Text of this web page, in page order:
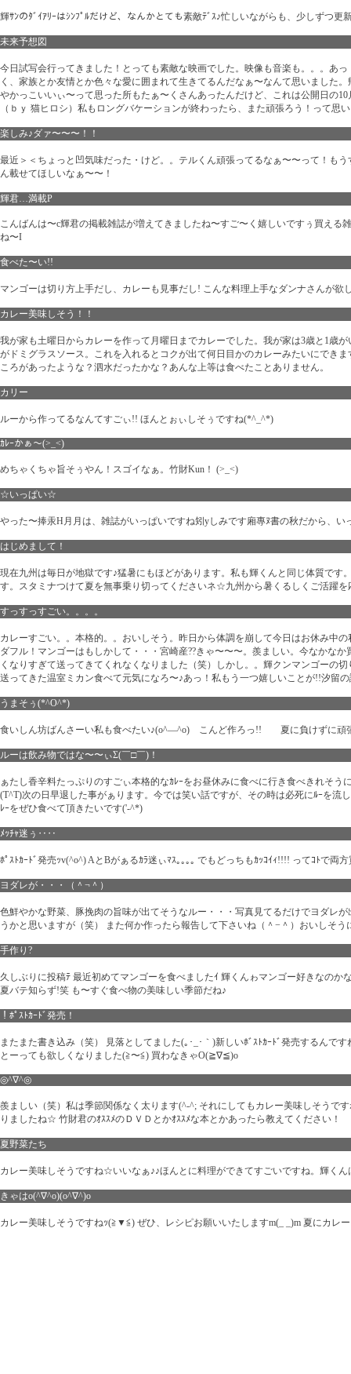
輝ｻﾝのﾀﾞｲｱﾘｰはｼﾝﾌﾟﾙだけど、なんかとても素敵ﾃﾞｽ♪忙しいながらも、少しずつ
未来予想図
今日試写会行ってきました！とっても素敵な映画でした。映像も音楽も。。。あ
く、家族とか友情とか色々な愛に囲まれて生きてるんだなぁ〜なんて思いました
やかっこいいぃ〜って思った所もたぁ〜くさんあったんだけど、これは公開日の
（ｂｙ 猫ヒロシ）私もロングバケーションが終わったら、また頑張ろう！って思
楽しみ♪ダァ〜〜〜！！
最近＞＜ちょっと凹気味だった・けど。。テルくん頑張ってるなぁ〜〜って！も
ん載せてほしいなぁ〜〜！
輝君…満載P
こんばんは〜c輝君の掲載雑誌が増えてきましたね〜すご〜く嬉しいですぅ買え
ね〜I
食べた〜い!!
マンゴーは切り方上手だし、カレーも見事だし! こんな料理上手なダンナさんが
カレー美味しそう！！
我が家も土曜日からカレーを作って月曜日までカレーでした。我が家は3歳と1歳
がドミグラスソース。これを入れるとコクが出て何日目かのカレーみたいにで
ころがあったような？泗水だったかな？あんな上等は食べたことありません。
カリー
ルーから作ってるなんてすごぃ!! ほんとぉぃしそぅですね(*^_^*)
ｶﾚｰかぁ〜(>_<)
めちゃくちゃ旨そぅやん！スゴイなぁ。竹財Kun！ (>_<)
☆いっぱい☆
やった〜捧汞H月月は、雑誌がいっぱいですね矧yしみです廂專ﾇ書の秋だから、い
はじめまして！
現在九州は毎日が地獄です♪猛暑にもほどがあります。私も輝くんと同じ体質で
す。スタミナつけて夏を無事乗り切ってくださいネ☆九州から暑くるしくご活躍を
すっすっすごい。。。。
カレーすごい。。本格的。。おいしそう。昨日から体調を崩して今日はお休み中
ダフル！マンゴーはもしかして・・・宮崎産??きゃ〜〜〜。羨ましい。今なかな
くなりすぎて送ってきてくれなくなりました（笑）しかし。。輝クンマンゴーの
送ってきた温室ミカン食べて元気になろ〜♪あっ！私もう一つ嬉しいことが!!汐留
うまそぅ(*^O^*)
食いしん坊ばんさーい私も食べたい♪(o^―^o) こんど作ろっ!! 夏に負けずに頑
ルーは飲み物ではな〜〜ぃΣ(￣□￣)！
ぁたし香辛料たっぷりのすごぃ本格的なｶﾚｰをお昼休みに食べに行き食べきれそ
(T^T)次の日早退した事がぁります。今では笑い話ですが、その時は必死にﾙｰを
ﾚｰをぜひ食べて頂きたいです('-^*)
ﾒｯﾁｬ迷ぅ‥‥
ﾎﾟｽﾄｶｰﾄﾞ発売ｯv(^o^) AとBがぁるｶﾗ迷ぃﾏｽ｡｡｡｡ でもどっちもｶｯｺｲｨ!!!! ってｺﾄで
ヨダレが・・・（＾¬＾）
色鮮やかな野菜、豚挽肉の旨味が出てそうなルー・・・写真見てるだけでヨダレ
うかと思いますが（笑） また何か作ったら報告して下さいね（＾−＾）おいしそ
手作り?
久しぶりに投稿ﾃ 最近初めてマンゴーを食べましたｲ 輝くんゎマンゴー好きなの
夏バテ知らず!笑 も〜すぐ食べ物の美味しい季節だね♪
！ﾎﾟｽﾄｶｰﾄﾞ発売！
またまた書き込み（笑） 見落としてました(｡･_･｀)新しいﾎﾞｽﾄｶｰﾄﾞ発売するん
とーっても欲しくなりました(≧〜≦) 買わなきゃO(≧∇≦)o
◎^∇^◎
羨ましい（笑）私は季節関係なく太ります(^-^; それにしてもカレー美味しそうで
りましたね☆ 竹財君のｵｽｽﾒのＤＶＤとかｵｽｽﾒな本とかあったら教えてください！
夏野菜たち
カレー美味しそうですね☆いいなぁ♪♪ほんとに料理ができてすごいですね。輝く
きゃはo(^∇^o)(o^∇^)o
カレー美味しそうですねｯ(≧▼≦) ぜひ、レシピお願いいたしますm(_ _)m 夏にカレ